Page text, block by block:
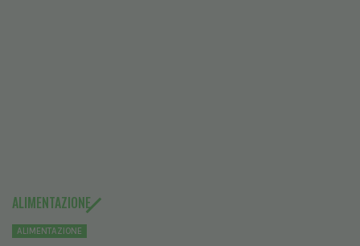
ALIMENTAZIONE
ALIMENTAZIONE